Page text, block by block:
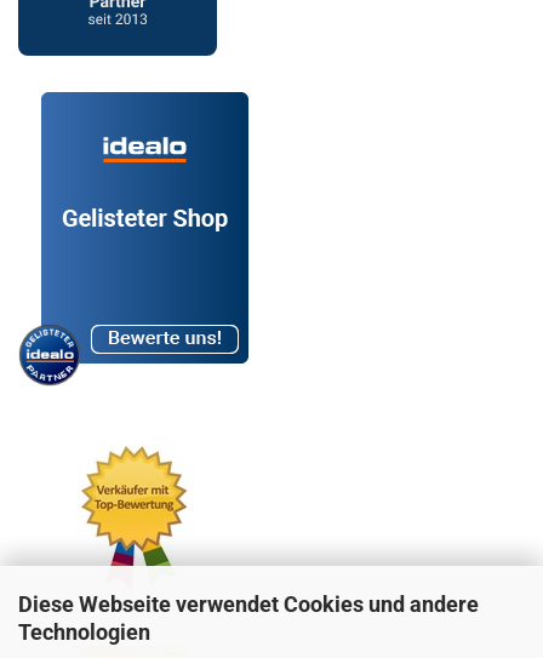
Diese Webseite verwendet Cookies und andere
Technologien